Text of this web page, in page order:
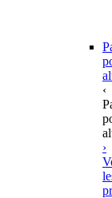
‹
›